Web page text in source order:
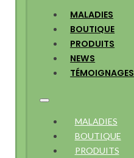
MALADIES
BOUTIQUE
PRODUITS
NEWS
TÉMOIGNAGES
MALADIES
BOUTIQUE
PRODUITS